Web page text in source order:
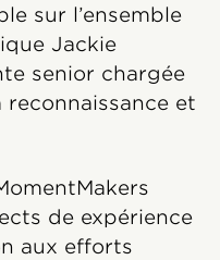
sur l’ensemble
Jackie
senior chargée
reconnaissance et
de expérience
aux efforts